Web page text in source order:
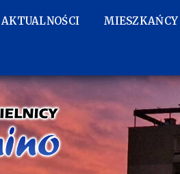
AKTUALNOŚCI MIESZKAŃCY